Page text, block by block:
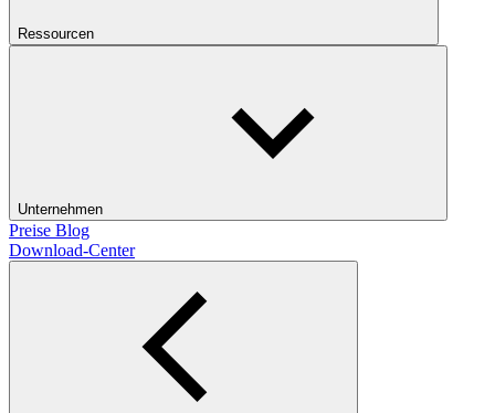
Ressourcen
Unternehmen
Preise Blog
Download-Center